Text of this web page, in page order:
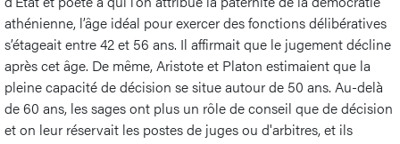
athénienne, l’âge idéal pour exercer des fonctions délibératives
s’étageait entre 42 et 56 ans. Il affirmait que le jugement décline
après cet âge. De même, Aristote et Platon estimaient que la
pleine capacité de décision se situe autour de 50 ans. Au-delà
de 60 ans, les sages ont plus un rôle de conseil que de décision
et on leur réservait les postes de juges ou d'arbitres, et ils